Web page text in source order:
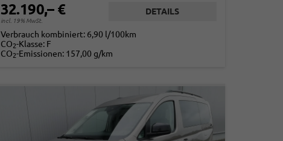
32.190,– €
incl. 19% MwSt.
DETAILS
Verbrauch kombiniert: 6,90 l/100km
CO2-Klasse: F
CO2-Emissionen: 157,00 g/km